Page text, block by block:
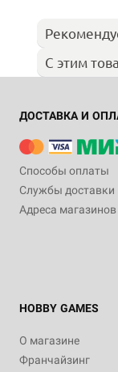
С этим
ДОСТАВКА И
Способы оплаты
Службы доставки
Адреса магазинов
HOBBY GAMES
О магазине
Франчайзинг